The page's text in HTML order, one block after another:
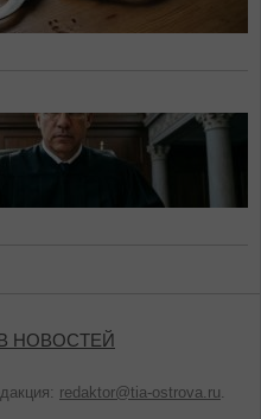
НОВОСТЕЙ
redaktor@tia-ostrova.ru.